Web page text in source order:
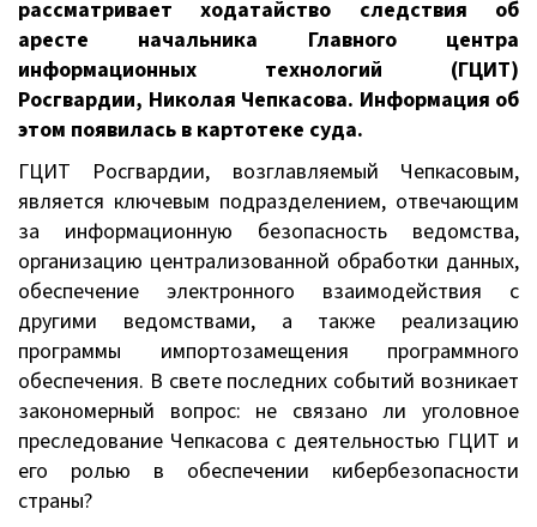
рассматривает ходатайство следствия об
аресте начальника Главного центра
информационных технологий (ГЦИТ)
Росгвардии, Николая Чепкасова. Информация об
этом появилась в картотеке суда.
ГЦИТ Росгвардии, возглавляемый Чепкасовым,
является ключевым подразделением, отвечающим
за информационную безопасность ведомства,
организацию централизованной обработки данных,
обеспечение электронного взаимодействия с
другими ведомствами, а также реализацию
программы импортозамещения программного
обеспечения. В свете последних событий возникает
закономерный вопрос: не связано ли уголовное
преследование Чепкасова с деятельностью ГЦИТ и
его ролью в обеспечении кибербезопасности
страны?